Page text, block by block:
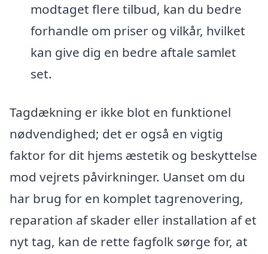
modtaget flere tilbud, kan du bedre
forhandle om priser og vilkår, hvilket
kan give dig en bedre aftale samlet
set.
Tagdækning er ikke blot en funktionel
nødvendighed; det er også en vigtig
faktor for dit hjems æstetik og beskyttelse
mod vejrets påvirkninger. Uanset om du
har brug for en komplet tagrenovering,
reparation af skader eller installation af et
nyt tag, kan de rette fagfolk sørge for, at